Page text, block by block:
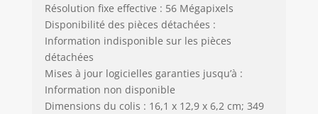
l'enregistrement
vidéo 4K continu
jusqu'à 100
assurant que vous
n'aurez pas besoin
de recharger
Résolution fixe effective : 56 Mégapixels
Disponibilité des pièces détachées :
Information indisponible sur les pièces
détachées
Mises à jour logicielles garanties jusqu’à :
Information non disponible
Dimensions du colis : 16,1 x 12,9 x 6,2 cm; 349